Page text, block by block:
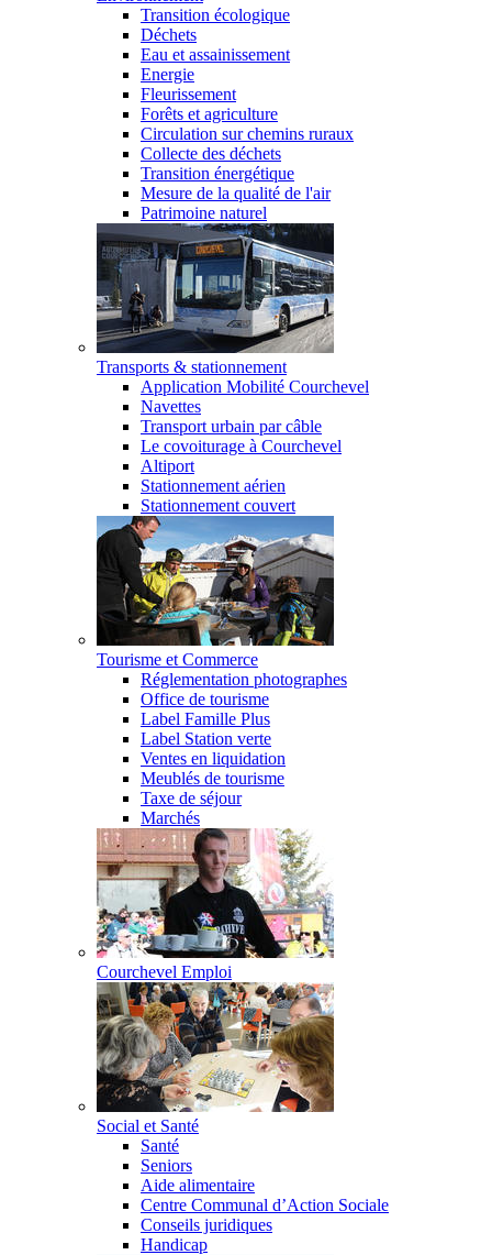
Transition écologique
Déchets
Eau et assainissement
Energie
Fleurissement
Forêts et agriculture
Circulation sur chemins ruraux
Collecte des déchets
Transition énergétique
Mesure de la qualité de l'air
Patrimoine naturel
Transports & stationnement
Application Mobilité Courchevel
Navettes
Transport urbain par câble
Le covoiturage à Courchevel
Altiport
Stationnement aérien
Stationnement couvert
Tourisme et Commerce
Réglementation photographes
Office de tourisme
Label Famille Plus
Label Station verte
Ventes en liquidation
Meublés de tourisme
Taxe de séjour
Marchés
Courchevel Emploi
Social et Santé
Santé
Seniors
Aide alimentaire
Centre Communal d’Action Sociale
Conseils juridiques
Handicap